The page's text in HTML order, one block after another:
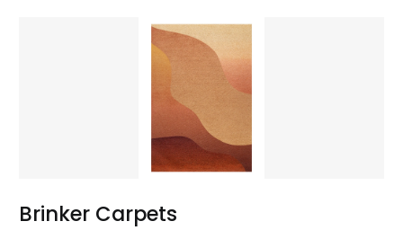
Brinker Carpets